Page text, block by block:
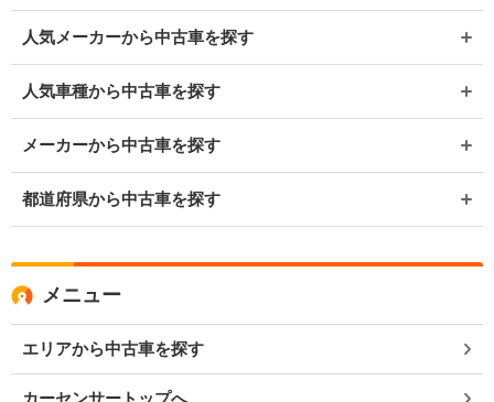
人気メーカーから中古車を探す
人気車種から中古車を探す
メーカーから中古車を探す
都道府県から中古車を探す
メニュー
エリアから中古車を探す
カーセンサートップへ